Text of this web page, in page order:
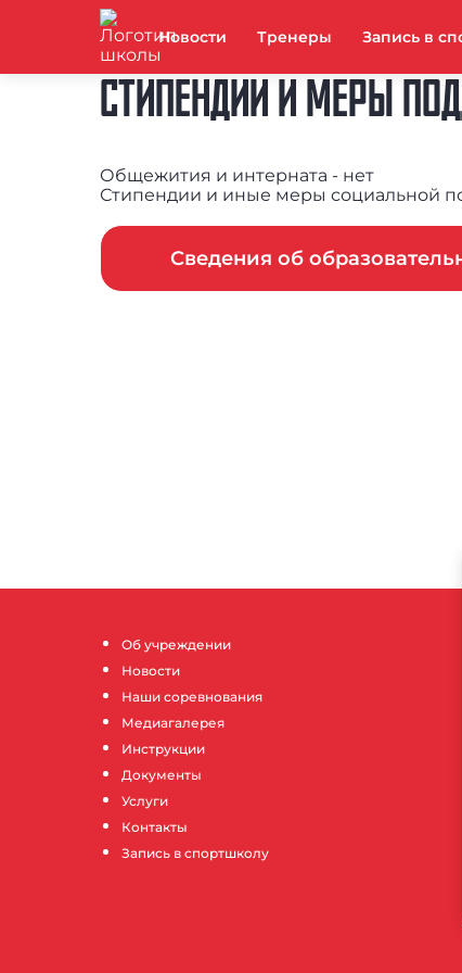
Новости Тренеры Запись в
СТИПЕНДИИ И МЕРЫ
Общежития и интерната - нет
Стипендии и иные меры социальной
Сведения об
Об учреждении
Новости
Наши соревнования
Медиагалерея
Инструкции
Документы
Услуги
Контакты
Запись в спортшколу